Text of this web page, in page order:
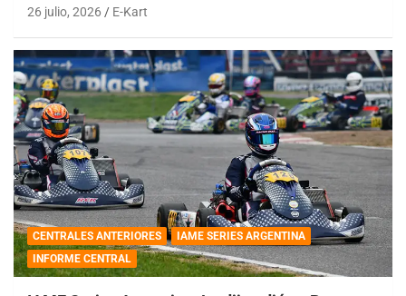
26 julio, 2026 E-Kart
CENTRALES ANTERIORES
IAME SERIES ARGENTINA
INFORME CENTRAL